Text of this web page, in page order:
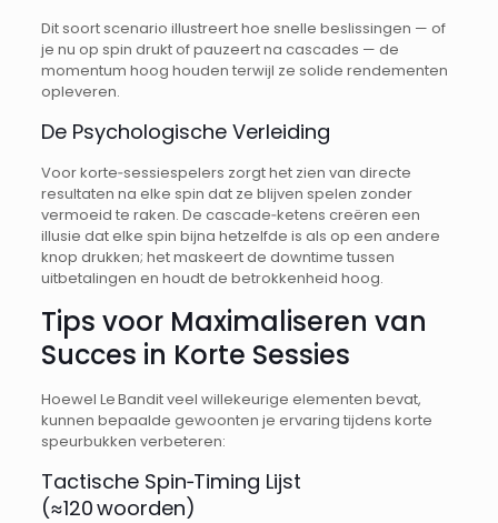
Dit soort scenario illustreert hoe snelle beslissingen — of
je nu op spin drukt of pauzeert na cascades — de
momentum hoog houden terwijl ze solide rendementen
opleveren.
De Psychologische Verleiding
Voor korte‑sessiespelers zorgt het zien van directe
resultaten na elke spin dat ze blijven spelen zonder
vermoeid te raken. De cascade‑ketens creëren een
illusie dat elke spin bijna hetzelfde is als op een andere
knop drukken; het maskeert de downtime tussen
uitbetalingen en houdt de betrokkenheid hoog.
Tips voor Maximaliseren van
Succes in Korte Sessies
Hoewel Le Bandit veel willekeurige elementen bevat,
kunnen bepaalde gewoonten je ervaring tijdens korte
speurbukken verbeteren:
Tactische Spin‑Timing Lijst
(≈120 woorden)